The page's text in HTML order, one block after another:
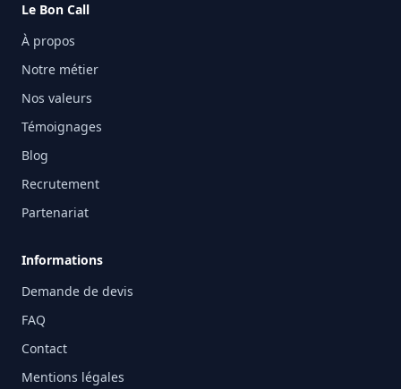
Le Bon Call
À propos
Notre métier
Nos valeurs
Témoignages
Blog
Recrutement
Partenariat
Informations
Demande de devis
FAQ
Contact
Mentions légales